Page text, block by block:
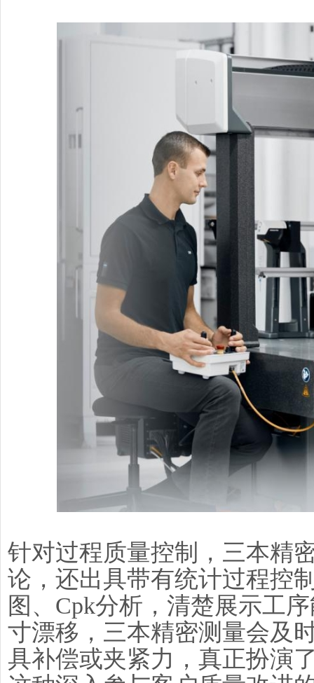
针对过程质量控制，三本精
论，还出具带有统计过程控
图、Cpk分析，清楚展示工
寸漂移，三本精密测量会及
具补偿或夹紧力，真正扮演